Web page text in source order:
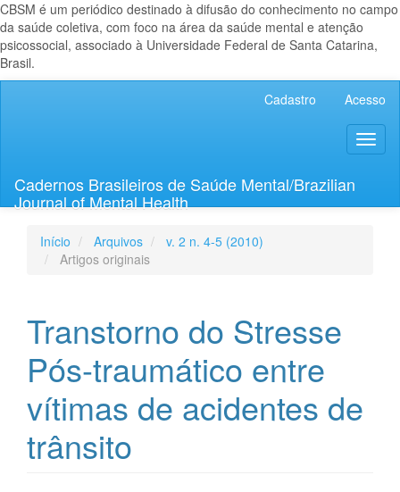
CBSM é um periódico destinado à difusão do conhecimento no campo
da saúde coletiva, com foco na área da saúde mental e atenção
psicossocial, associado à Universidade Federal de Santa Catarina,
Brasil.
Lateral
Cadastro Acesso
Cadernos Brasileiros de Saúde Mental/Brazilian
Journal of Mental Health
Início Arquivos
v. 2 n. 4-5 (2010)
Artigos originais
Transtorno do Stresse
Pós-traumático entre
vítimas de acidentes de
trânsito